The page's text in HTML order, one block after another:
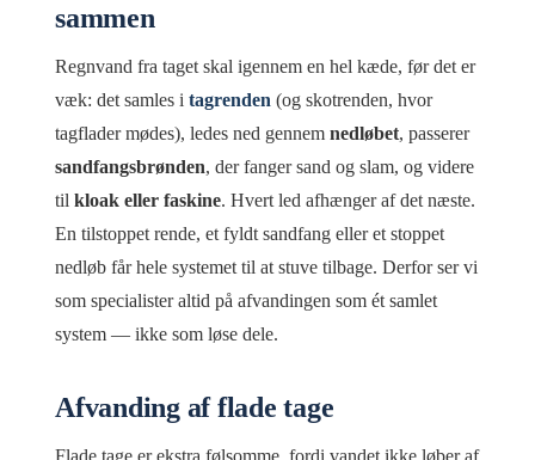
sammen
Regnvand fra taget skal igennem en hel kæde, før det er
væk: det samles i tagrenden (og skotrenden, hvor
tagflader mødes), ledes ned gennem nedløbet, passerer
sandfangsbrønden, der fanger sand og slam, og videre
til kloak eller faskine. Hvert led afhænger af det næste.
En tilstoppet rende, et fyldt sandfang eller et stoppet
nedløb får hele systemet til at stuve tilbage. Derfor ser vi
som specialister altid på afvandingen som ét samlet
system — ikke som løse dele.
Afvanding af flade tage